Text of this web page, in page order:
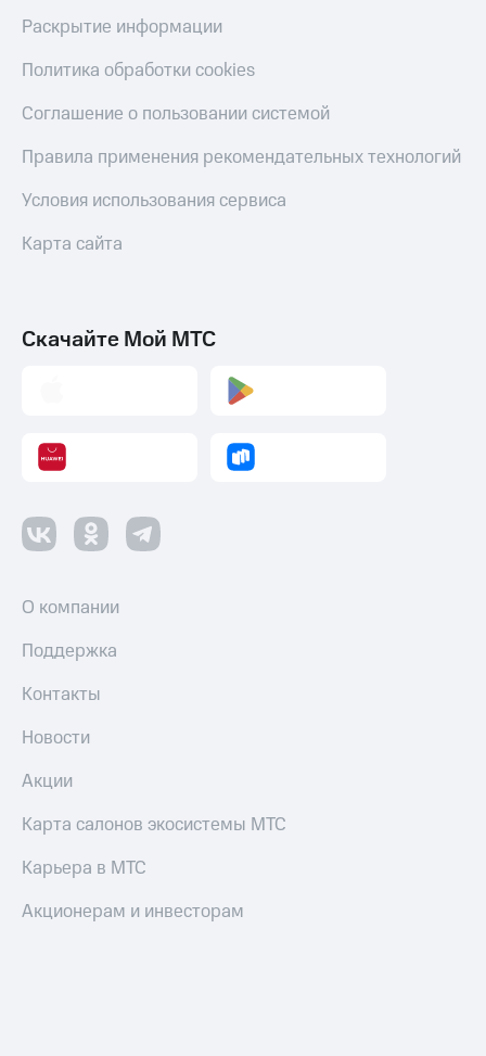
Раскрытие информации
Политика обработки cookies
Соглашение о пользовании системой
Правила применения рекомендательных технологий
Условия использования сервиса
Карта сайта
Скачайте Мой МТС
О компании
Поддержка
Контакты
Новости
Акции
Карта салонов экосистемы МТС
Карьера в МТС
Акционерам и инвесторам